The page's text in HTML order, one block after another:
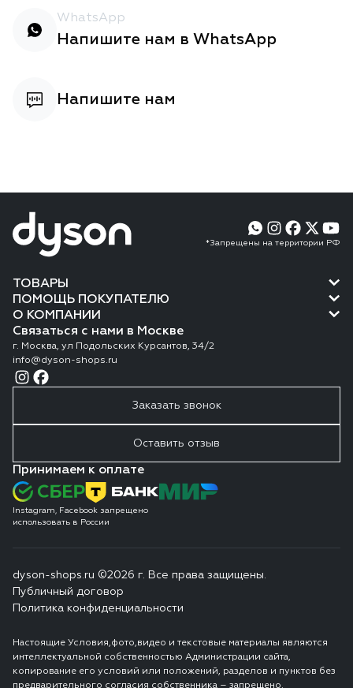
WhatsApp
Напишите нам в WhatsApp
Напишите нам
*Запрещены на территории РФ
ТОВАРЫ
ПОМОЩЬ ПОКУПАТЕЛЮ
О КОМПАНИИ
Связаться с нами в Москве
г. Москва, ул Подольских Курсантов, 34/2
info@dyson-shops.ru
Заказать звонок
Оставить отзыв
Принимаем к оплате
Instagram, Facebook запрещено
использовать в России
dyson-shops.ru ©2026 г. Все права защищены.
Публичный договор
Политика конфиденциальности
Настоящие Условия,фото,видео и текстовые материалы являются
интеллектуальной собственностью Администрации сайта,
копирование его условий или положений, разделов и пунктов без
предварительного согласия собственника – запрещено.